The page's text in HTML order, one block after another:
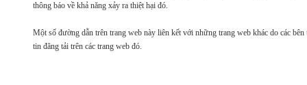
thông báo về khả năng xảy ra thiệt hại đó.
Một số đường dẫn trên trang web này liên kết với những trang web khác do các
tin đăng tải trên các trang web đó.